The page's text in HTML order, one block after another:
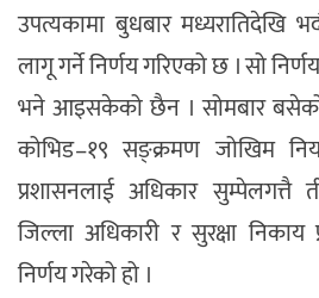
उपत्यकामा बुधबार मध्यरातिदेखि
लागू गर्ने निर्णय गरिएको छ । सो
भने आइसकेको छैन । सोमबार बसेको
कोभिड–१९ सङ्क्रमण जोखिम
प्रशासनलाई अधिकार सुम्पेलगत्तै
जिल्ला अधिकारी र सुरक्षा
निर्णय गरेको हो ।